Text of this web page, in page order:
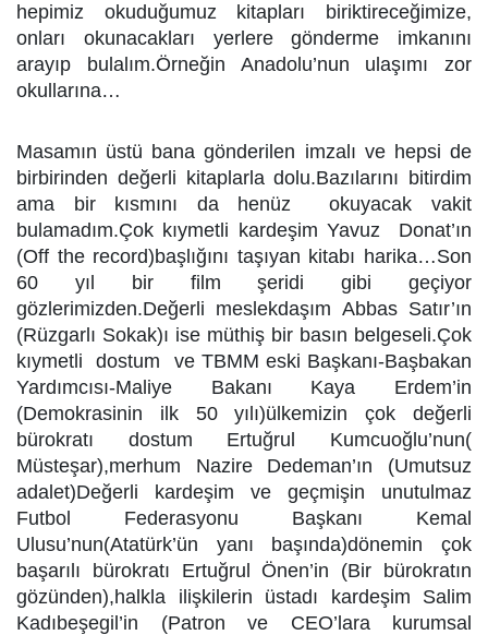
hepimiz okuduğumuz kitapları biriktireceğimize,
onları okunacakları yerlere gönderme imkanını
arayıp bulalım.Örneğin Anadolu’nun ulaşımı zor
okullarına…
Masamın üstü bana gönderilen imzalı ve hepsi de
birbirinden değerli kitaplarla dolu.Bazılarını bitirdim
ama bir kısmını da henüz okuyacak vakit
bulamadım.Çok kıymetli kardeşim Yavuz Donat’ın
(Off the record)başlığını taşıyan kitabı harika…Son
60 yıl bir film şeridi gibi geçiyor
gözlerimizden.Değerli meslekdaşım Abbas Satır’ın
(Rüzgarlı Sokak)ı ise müthiş bir basın belgeseli.Çok
kıymetli dostum ve TBMM eski Başkanı-Başbakan
Yardımcısı-Maliye Bakanı Kaya Erdem’in
(Demokrasinin ilk 50 yılı)ülkemizin çok değerli
bürokratı dostum Ertuğrul Kumcuoğlu’nun(
Müsteşar),merhum Nazire Dedeman’ın (Umutsuz
adalet)Değerli kardeşim ve geçmişin unutulmaz
Futbol Federasyonu Başkanı Kemal
Ulusu’nun(Atatürk’ün yanı başında)dönemin çok
başarılı bürokratı Ertuğrul Önen’in (Bir bürokratın
gözünden),halkla ilişkilerin üstadı kardeşim Salim
Kadıbeşegil’in (Patron ve CEO’lara kurumsal